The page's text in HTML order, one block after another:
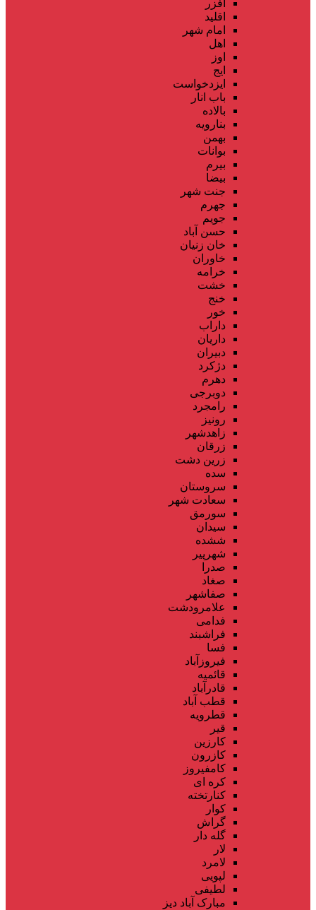
افزر
اقلید
امام شهر
اهل
اوز
ایج
ایزدخواست
باب انار
بالاده
بنارویه
بهمن
بوانات
بیرم
بیضا
جنت شهر
جهرم
جویم
حسن آباد
خان زنیان
خاوران
خرامه
خشت
خنج
خور
داراب
داریان
دبیران
دژکرد
دهرم
دوبرجی
رامجرد
رونیز
زاهدشهر
زرقان
زرین دشت
سده
سروستان
سعادت شهر
سورمق
سیدان
ششده
شهرپیر
صدرا
صغاد
صفاشهر
علامرودشت
فدامی
فراشبند
فسا
فیروزآباد
قائمیه
قادرآباد
قطب آباد
قطرویه
قیر
کارزین
کازرون
کامفیروز
کره ای
کنارتخته
کوار
گراش
گله دار
لار
لامرد
لپویی
لطیفی
مبارک آباد دیز